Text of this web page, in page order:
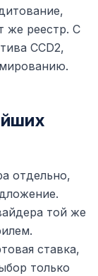
же реестр. С
CCD2,
отдельно,
той же
ставка,
только